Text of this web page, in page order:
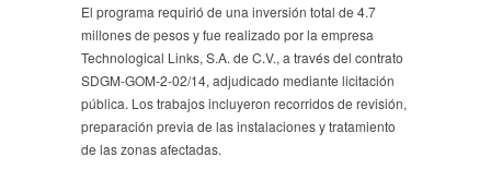
El programa requirió de una inversión total de 4.7
millones de pesos y fue realizado por la empresa
Technological Links, S.A. de C.V., a través del contrato
SDGM-GOM-2-02/14, adjudicado mediante licitación
pública. Los trabajos incluyeron recorridos de revisión,
preparación previa de las instalaciones y tratamiento
de las zonas afectadas.